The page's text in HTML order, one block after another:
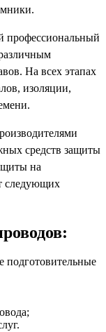
профессиональный
На всех этапах
изоляции,
средств защиты
на
следующих
подготовительные